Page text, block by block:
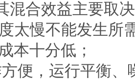
混合效益主要取
太慢不能发生
本十分低；
，运行平衡、